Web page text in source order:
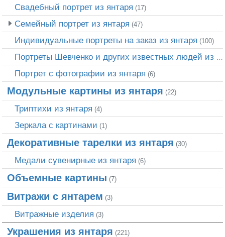
Свадебный портрет из янтаря (17)
Семейный портрет из янтаря (47)
Индивидуальные портреты на заказ из янтаря (100)
Портреты Шевченко и других известных людей из янтаря
Портрет c фотографии из янтаря (6)
Модульные картины из янтаря (22)
Триптихи из янтаря (4)
Зеркала с картинами (1)
Декоративные тарелки из янтаря (30)
Медали сувенирные из янтаря (6)
Объемные картины (7)
Витражи с янтарем (3)
Витражные изделия (3)
Украшения из янтаря (221)